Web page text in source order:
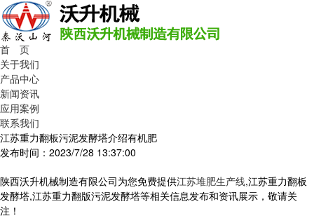
首 页
关于我们
产品中心
新闻资讯
应用案例
联系我们
江苏重力翻板污泥发酵塔介绍有机肥
发布时间：2023/7/28 13:37:00
陕西沃升机械制造有限公司为您免费提供江苏堆肥生产线,江苏重力翻板
发酵塔,江苏重力翻版污泥发酵塔等相关信息发布和资讯展示，敬请关
注！